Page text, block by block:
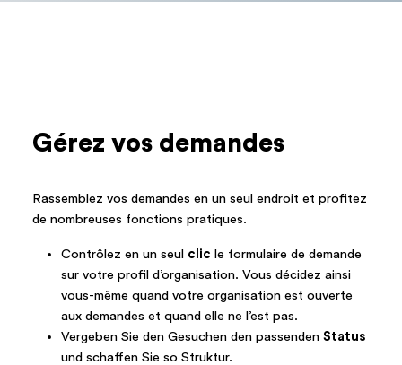
Gérez vos demandes
Rassemblez vos demandes en un seul endroit et profitez
de nombreuses fonctions pratiques.
Contrôlez en un seul clic le formulaire de demande
sur votre profil d’organisation. Vous décidez ainsi
vous-même quand votre organisation est ouverte
aux demandes et quand elle ne l’est pas.
Vergeben Sie den Gesuchen den passenden Status
und schaffen Sie so Struktur.